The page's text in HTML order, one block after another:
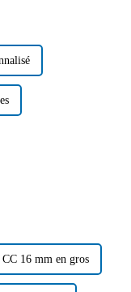
CC 16 mm en gros